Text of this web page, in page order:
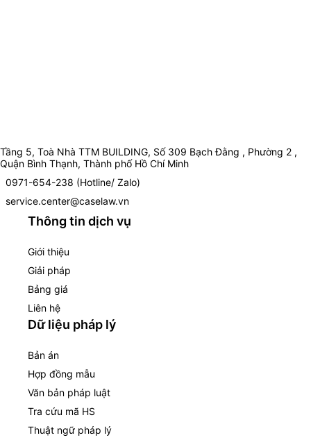
Tầng 5, Toà Nhà TTM BUILDING, Số 309 Bạch Đằng , Phường 2 ,
Quận Bình Thạnh, Thành phố Hồ Chí Minh
0971-654-238 (Hotline/ Zalo)
service.center@caselaw.vn
Thông tin dịch vụ
Giới thiệu
Giải pháp
Bảng giá
Liên hệ
Dữ liệu pháp lý
Bản án
Hợp đồng mẫu
Văn bản pháp luật
Tra cứu mã HS
Thuật ngữ pháp lý